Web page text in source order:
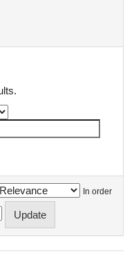
In order